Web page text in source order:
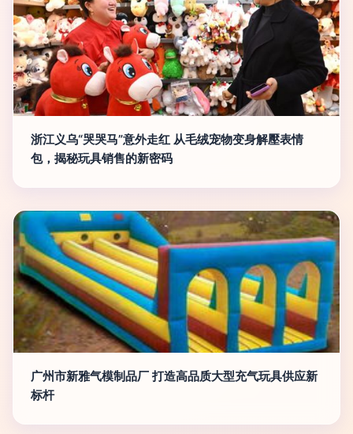
浙江义乌“哭哭马”意外走红 从毛绒宠物变身解壓表情
包，揭秘玩具销售的新密码
广州市新雅气模制品厂 打造高品质大型充气玩具供应新
标杆